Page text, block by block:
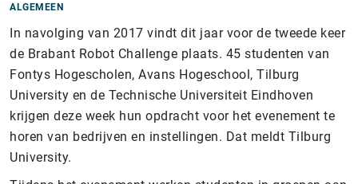
ALGEMEEN
In navolging van 2017 vindt dit jaar voor de tweede keer
de Brabant Robot Challenge plaats. 45 studenten van
Fontys Hogescholen, Avans Hogeschool, Tilburg
University en de Technische Universiteit Eindhoven
krijgen deze week hun opdracht voor het evenement te
horen van bedrijven en instellingen. Dat meldt Tilburg
University.